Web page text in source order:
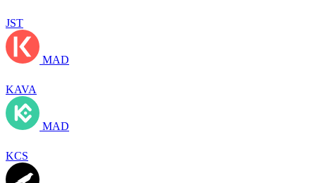
JST
MAD
KAVA
MAD
KCS